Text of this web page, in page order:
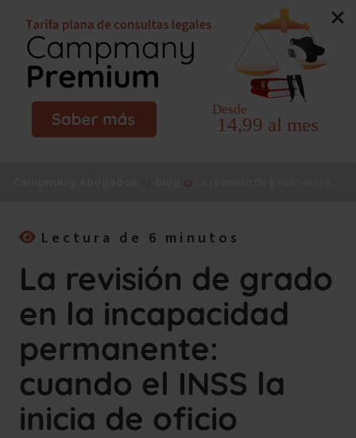
Nuevo libro de Jorge Campmany:
El Método MAPA, la
guía paso a paso para tu incapacidad permanente.
¡Consíguelo ya!
Lectura de 6 minutos
La revisión de grado
en la incapacidad
permanente:
cuando el INSS la
inicia de oficio